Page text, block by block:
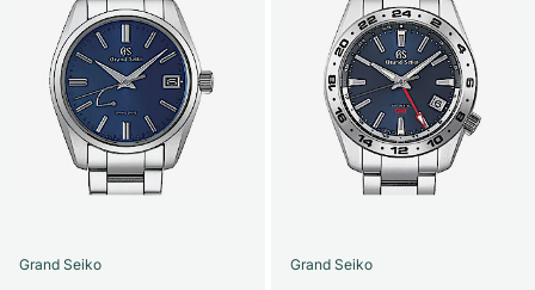
Grand Seiko Grand Seiko